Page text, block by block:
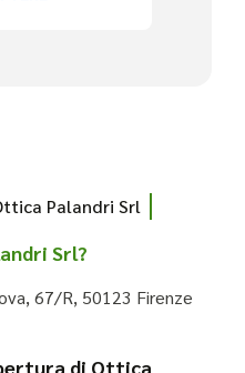
Palandri Srl
Srl?
67/R, 50123 Firenze
di Ottica